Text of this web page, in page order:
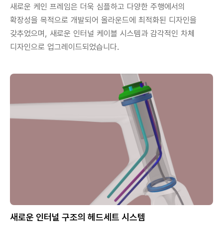
새로운 케인 프레임은 더욱 심플하고 다양한 주행에서의
확장성을 목적으로 개발되어 올라운드에 최적화된 디자인을
갖추었으며, 새로운 인터널 케이블 시스템과 감각적인 차체
디자인으로 업그레이드되었습니다.
새로운 인터널 구조의 헤드세트 시스템